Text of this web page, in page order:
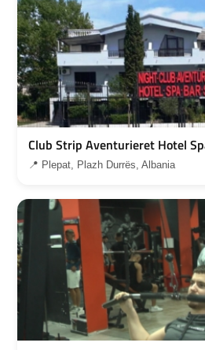
Club Strip Aventurieret Hotel
📍 Plepat, Plazh Durrës, Albania